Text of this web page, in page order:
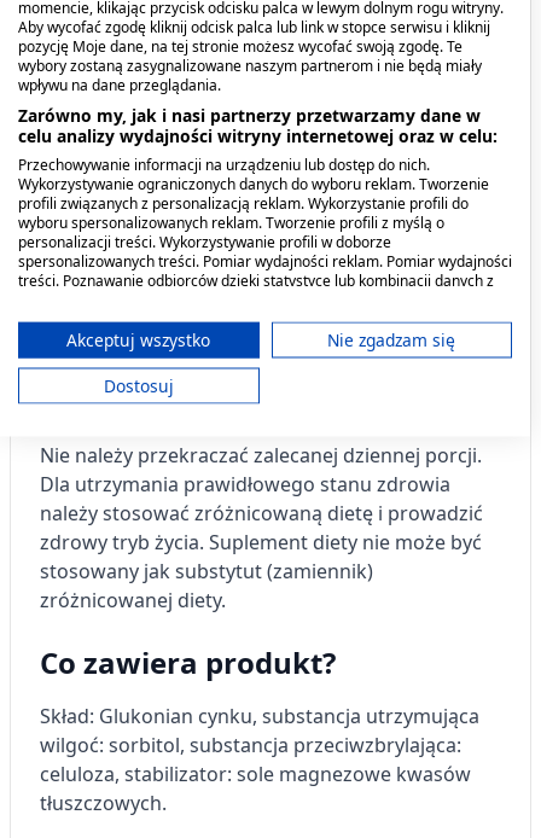
Kiedy stosować produkt?
Uzupełnienie codziennej diety w cynk.
Dawkowanie
Zalecana porcja do spożycia: 1 tabletka dziennie
po posiłku.
Przeciwwskazania. Kto nie
powinien przyjmować
produktu?
Nie należy przekraczać zalecanej dziennej porcji.
Dla utrzymania prawidłowego stanu zdrowia
należy stosować zróżnicowaną dietę i prowadzić
zdrowy tryb życia. Suplement diety nie może być
stosowany jak substytut (zamiennik)
zróżnicowanej diety.
Co zawiera produkt?
Skład: Glukonian cynku, substancja utrzymująca
wilgoć: sorbitol, substancja przeciwzbrylająca:
celuloza, stabilizator: sole magnezowe kwasów
tłuszczowych.
momencie, klikając przycisk odcisku palca w lewym dolnym rogu witryny.
Aby wycofać zgodę kliknij odcisk palca lub link w stopce serwisu i kliknij
pozycję Moje dane, na tej stronie możesz wycofać swoją zgodę. Te
wybory zostaną zasygnalizowane naszym partnerom i nie będą miały
wpływu na dane przeglądania.
Zarówno my, jak i nasi partnerzy przetwarzamy dane w
celu analizy wydajności witryny internetowej oraz w celu:
Przechowywanie informacji na urządzeniu lub dostęp do nich.
Wykorzystywanie ograniczonych danych do wyboru reklam. Tworzenie
profili związanych z personalizacją reklam. Wykorzystanie profili do
wyboru spersonalizowanych reklam. Tworzenie profili z myślą o
personalizacji treści. Wykorzystywanie profili w doborze
spersonalizowanych treści. Pomiar wydajności reklam. Pomiar wydajności
treści. Poznawanie odbiorców dzięki statystyce lub kombinacji danych z
ograniczonych danych do wyboru treści.
Dane mogą być udostępniane poza Unię Europejską i wysyłane do USA.
Twoja zgoda i polityka cookie dotyczą wyłącznie tej witryny/aplikacji.
Wyświetl listę partnerów (11 dostawców IAB)
Cele przetwarzania IAB:
Przechowywanie informacji na urządzeniu
lub dostęp do nich
Wykorzystywanie ograniczonych danych do
wyboru reklam
spersonalizowanych reklam
Wykorzystanie profili do wyboru
spersonalizowanych reklam
Tworzenie profili w celu personalizacji treści
Akceptuj wszystko
Nie zgadzam się
Dostosuj